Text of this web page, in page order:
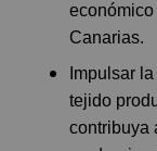
Canarias.
Impulsar
tejido
contribuya